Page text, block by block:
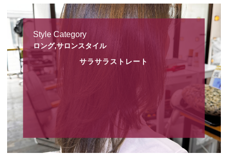
Style Category
ロング,サロンスタイル
サラサラストレート